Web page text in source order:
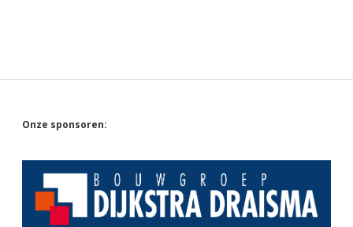
Sidebar
Onze sponsoren: